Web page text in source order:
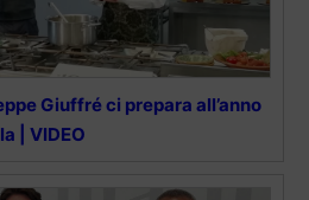
Giuffré ci prepara all’anno
| VIDEO